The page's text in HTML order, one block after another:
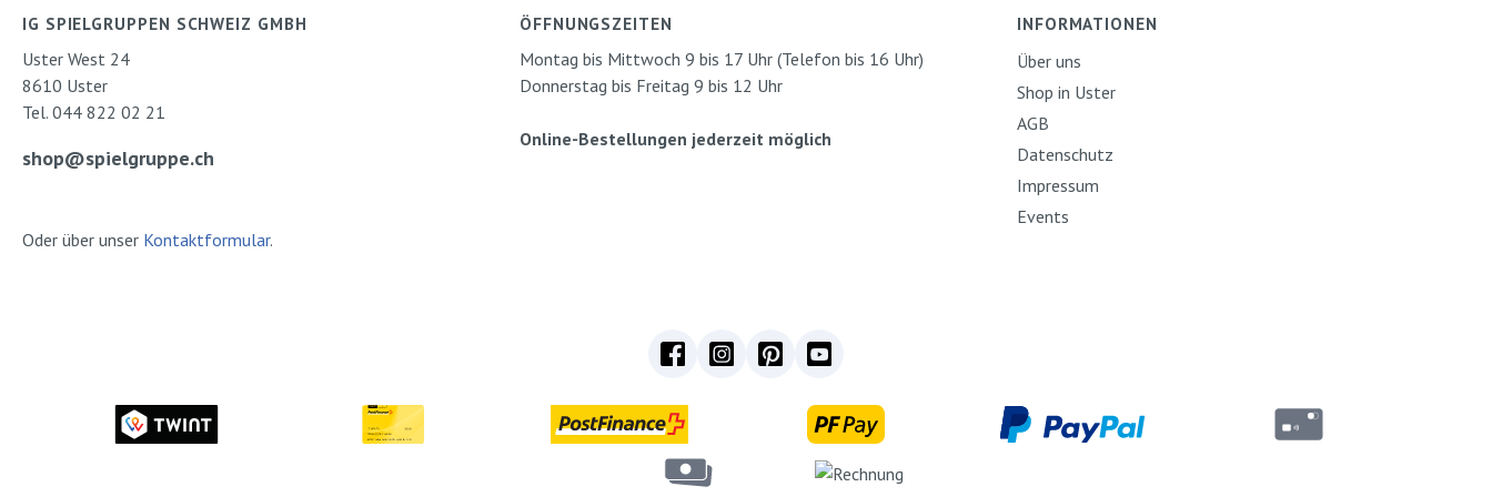
IG SPIELGRUPPEN SCHWEIZ GMBH
Uster West 24
8610 Uster
Tel. 044 822 02 21
shop@spielgruppe.ch
Oder über unser Kontaktformular.
ÖFFNUNGSZEITEN
Montag bis Mittwoch 9 bis 17 Uhr (Telefon bis 16 Uhr)
Donnerstag bis Freitag 9 bis 12 Uhr
Online-Bestellungen jederzeit möglich
INFORMATIONEN
Über uns
Shop in Uster
AGB
Datenschutz
Impressum
Events